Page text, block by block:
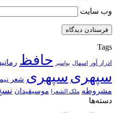
وب‌ سایت
Tags
ادرار آور اسهال بواسیر حافظ
سپهری سپهری شعر
مشروطه ملک الشعرا موسیقیدان
دسته‌ها